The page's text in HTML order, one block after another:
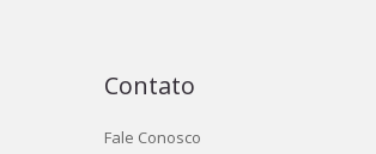
Contato
Fale Conosco